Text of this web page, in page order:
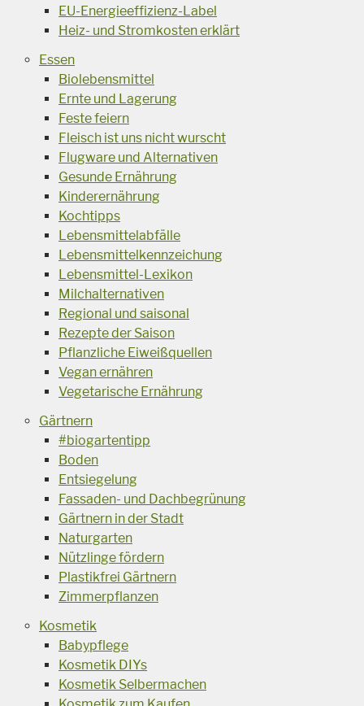
EU-Energieeffizienz-Label
Heiz- und Stromkosten erklärt
Essen
Biolebensmittel
Ernte und Lagerung
Feste feiern
Fleisch ist uns nicht wurscht
Flugware und Alternativen
Gesunde Ernährung
Kinderernährung
Kochtipps
Lebensmittelabfälle
Lebensmittelkennzeichung
Lebensmittel-Lexikon
Milchalternativen
Regional und saisonal
Rezepte der Saison
Pflanzliche Eiweißquellen
Vegan ernähren
Vegetarische Ernährung
Gärtnern
#biogartentipp
Boden
Entsiegelung
Fassaden- und Dachbegrünung
Gärtnern in der Stadt
Naturgarten
Nützlinge fördern
Plastikfrei Gärtnern
Zimmerpflanzen
Kosmetik
Babypflege
Kosmetik DIYs
Kosmetik Selbermachen